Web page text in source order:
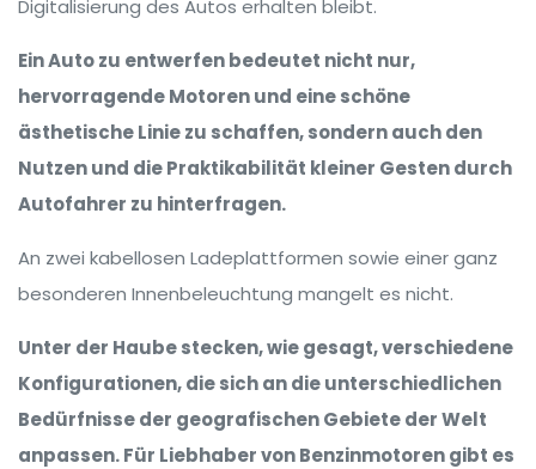
Digitalisierung des Autos erhalten bleibt.
Ein Auto zu entwerfen bedeutet nicht nur,
hervorragende Motoren und eine schöne
ästhetische Linie zu schaffen, sondern auch den
Nutzen und die Praktikabilität kleiner Gesten durch
Autofahrer zu hinterfragen.
An zwei kabellosen Ladeplattformen sowie einer ganz
besonderen Innenbeleuchtung mangelt es nicht.
Unter der Haube stecken, wie gesagt, verschiedene
Konfigurationen, die sich an die unterschiedlichen
Bedürfnisse der geografischen Gebiete der Welt
anpassen. Für Liebhaber von Benzinmotoren gibt es